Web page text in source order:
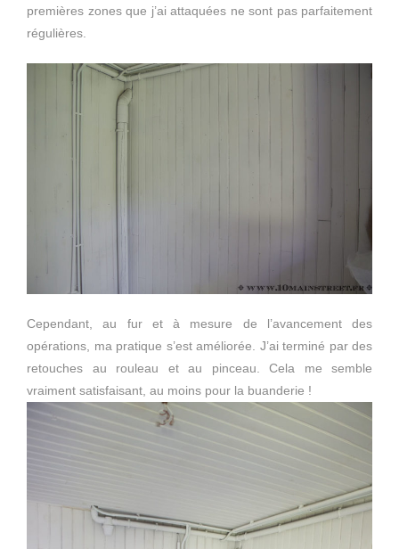
premières zones que j’ai attaquées ne sont pas parfaitement
régulières.
Cependant, au fur et à mesure de l’avancement des
opérations, ma pratique s’est améliorée. J’ai terminé par des
retouches au rouleau et au pinceau. Cela me semble
vraiment satisfaisant, au moins pour la buanderie !